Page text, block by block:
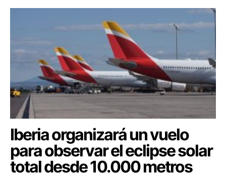
Iberia organizará un vuelo
para observar el eclipse solar
total desde 10.000 metros